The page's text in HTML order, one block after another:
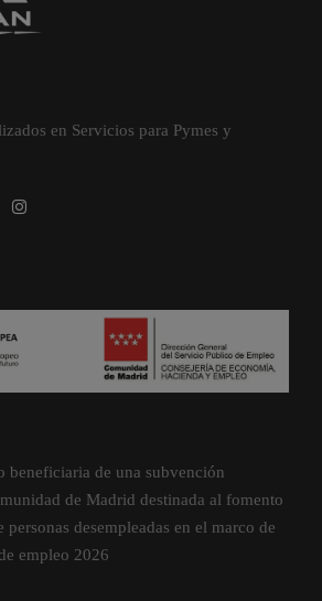
en Servicios para Pymes y
beneficiaria de una subvención
de Madrid destinada al fomento
desempleadas en el marco de
empleo 2026